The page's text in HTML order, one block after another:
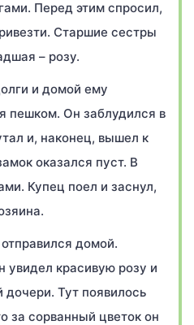
Перед этим спросил,
Старшие сестры
– розу.
и домой ему
пешком. Он заблудился в
и, наконец, вышел к
оказался пуст. В
Купец поел и заснул,
домой.
увидел красивую розу и
Тут появилось
за сорванный цветок он